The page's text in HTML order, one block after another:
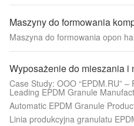
Maszyny do formowania
Maszyna do formowania opon
Wyposażenie do mieszania i
Case Study: OOO “EPDM.RU”
Leading EPDM Granule
Automatic EPDM Granule
Linia produkcyjna granulatu